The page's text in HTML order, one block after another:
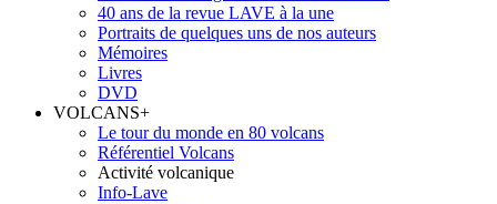
40 ans de la revue LAVE à la une
Portraits de quelques uns de nos auteurs
Mémoires
Livres
DVD
VOLCANS+
Le tour du monde en 80 volcans
Référentiel Volcans
Activité volcanique
Info-Lave